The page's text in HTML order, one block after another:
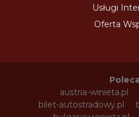
Usługi
Oferta
austria-winieta.pl
bilet-autostradowy.pl